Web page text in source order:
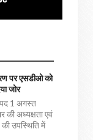
पर एसडीओ को
जोर
1 अगस्त
की अध्यक्षता एवं
की उपस्थिति में